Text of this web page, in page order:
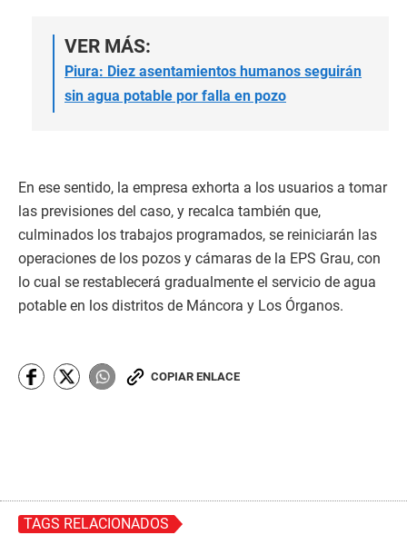
VER MÁS:
Piura: Diez asentamientos humanos seguirán
sin agua potable por falla en pozo
En ese sentido, la empresa exhorta a los usuarios a tomar
las previsiones del caso, y recalca también que,
culminados los trabajos programados, se reiniciarán las
operaciones de los pozos y cámaras de la EPS Grau, con
lo cual se restablecerá gradualmente el servicio de agua
potable en los distritos de Máncora y Los Órganos.
COPIAR ENLACE
TAGS RELACIONADOS